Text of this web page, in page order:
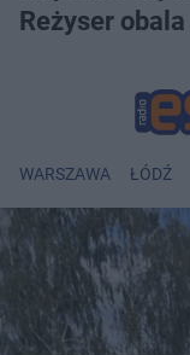
Reżyser
WARSZAWA ŁÓDŹ